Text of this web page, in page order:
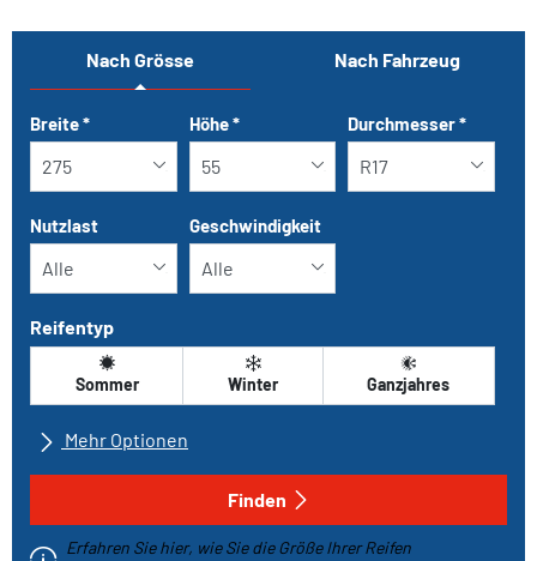
Nach Grösse Nach Fahrzeug
Tab updated: Nach Grösse
Breite* Höhe* Durchmesser*
Nutzlast Geschwindigkeit
Reifentyp
Sommer Winter Ganzjahres
Mehr Optionen
Finden
Erfahren Sie hier, wie Sie die Größe Ihrer Reifen